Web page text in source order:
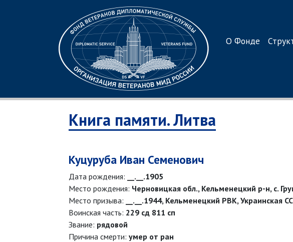
О Фонде
Книга памяти. Литва
Куцуруба Иван Семенович
Дата рождения:
__.__.1905
Место рождения: Черновицкая обл., Кельменецкий р-н, с.
Место призыва:
__.__.1944, Кельменецкий РВК, Украинская
Воинская часть: 229 сд 811 сп
Звание: рядовой
Причина смерти: умер от ран